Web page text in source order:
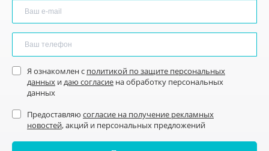
Я ознакомлен с политикой по защите персональных
данных идаю согласие на обработку персональных
данных
Предоставляю согласие на получение рекламных
новостей, акций и персональных предложений